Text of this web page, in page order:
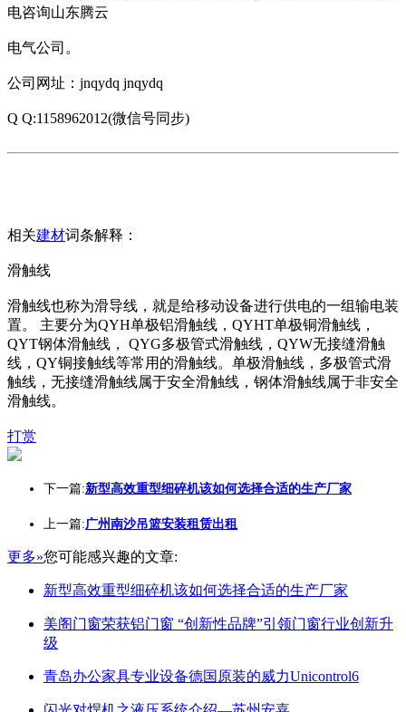
电咨询山东腾云
电气公司。
公司网址：jnqydq jnqydq
Q Q:1158962012(微信号同步)
相关建材词条解释：
滑触线
滑触线也称为滑导线，就是给移动设备进行供电的一组输电装
置。 主要分为QYH单极铝滑触线，QYHT单极铜滑触线，
QYT钢体滑触线， QYG多极管式滑触线，QYW无接缝滑触
线，QY铜接触线等常用的滑触线。单极滑触线，多极管式滑
触线，无接缝滑触线属于安全滑触线，钢体滑触线属于非安全
滑触线。
打赏
下一篇:新型高效重型细碎机该如何选择合适的生产厂家
上一篇:广州南沙吊篮安装租赁出租
更多»您可能感兴趣的文章:
新型高效重型细碎机该如何选择合适的生产厂家
美阁门窗荣获铝门窗 “创新性品牌”引领门窗行业创新升
级
青岛办公家具专业设备德国原装的威力Unicontrol6